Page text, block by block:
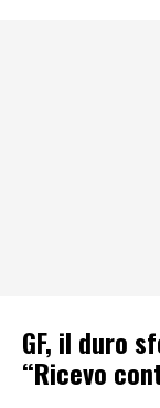
GF, il duro
“Ricevo